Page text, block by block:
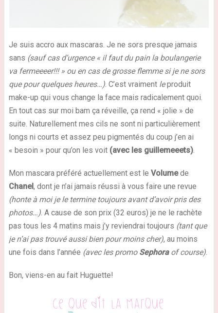
Je suis accro aux mascaras. Je ne sors presque jamais
sans (sauf cas d’urgence « il faut du pain la boulangerie
va fermeeeer!!! » ou en cas de grosse flemme si je ne sors
que pour quelques heures…). C’est vraiment leproduit
make-up qui vous change la face mais radicalement quoi.
En tout cas sur moi bam ça réveille, ça rend « jolie » de
suite. Naturellement mes cils ne sont ni particulièrement
longs ni courts et assez peu pigmentés du coup j’en ai
« besoin » pour qu’on les voit (avec les guillemeeets).
Mon mascara préféré actuellement est le Volumede
Chanel, dont je n’ai jamais réussi à vous faire une revue
(honte à moi je le termine toujours avant d’avoir pris des
photos…). A cause de son prix (32 euros) je ne le rachète
pas tous les 4 matins mais j’y reviendrai toujours (tant que
je n’ai pas trouvé aussi bien pour moins cher), au moins
une fois dans l’année (avec les promo Sephoraof course).
Bon, viens-en au fait Huguette!